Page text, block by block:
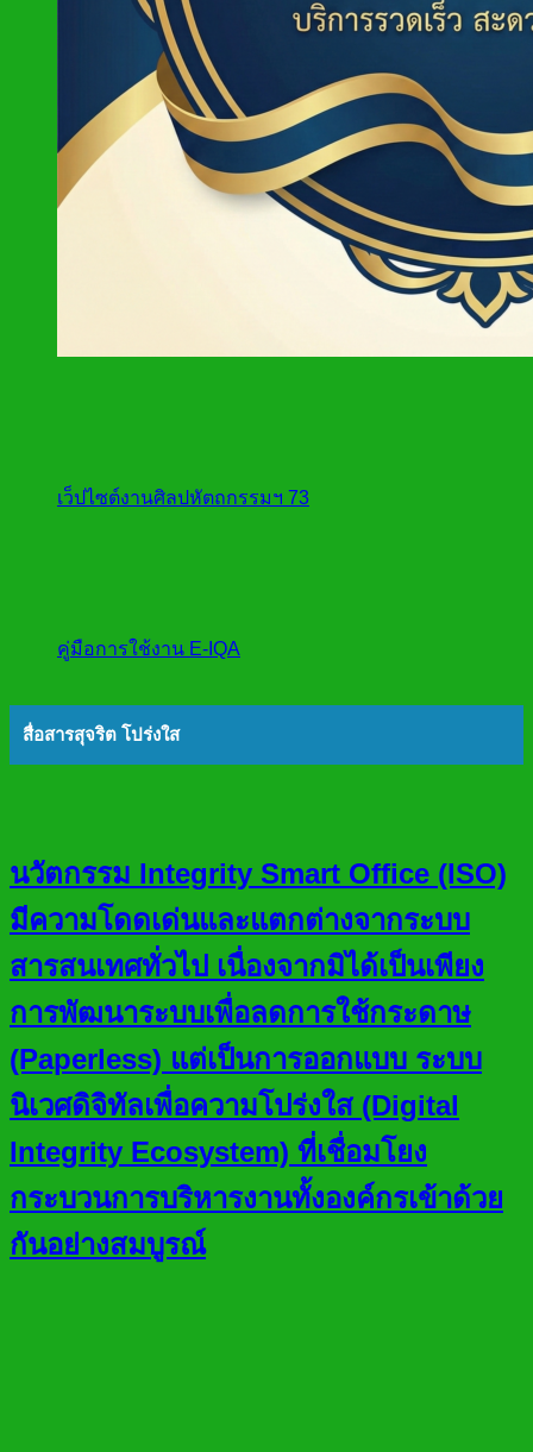
เว็ปไซต์งานศิลปหัตถกรรมฯ 73
คู่มือการใช้งาน E-IQA
สื่อสารสุจริต โปร่งใส
นวัตกรรม Integrity Smart Office (ISO)
มีความโดดเด่นและแตกต่างจากระบบ
สารสนเทศทั่วไป เนื่องจากมิได้เป็นเพียง
การพัฒนาระบบเพื่อลดการใช้กระดาษ
(Paperless) แต่เป็นการออกแบบ ระบบ
นิเวศดิจิทัลเพื่อความโปร่งใส (Digital
Integrity Ecosystem) ที่เชื่อมโยง
กระบวนการบริหารงานทั้งองค์กรเข้าด้วย
กันอย่างสมบูรณ์